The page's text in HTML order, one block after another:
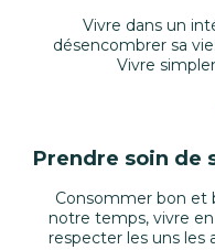
Vivre dans un
désencombrer sa
Vivre
Prendre soin de
Consommer bon et
notre temps, vivre
respecter les uns les